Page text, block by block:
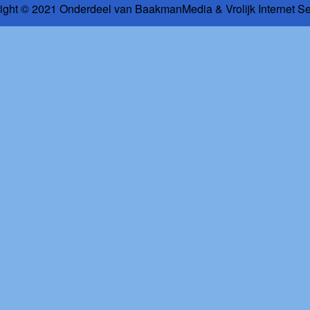
© 2021 Onderdeel van BaakmanMedia& Vrolijk Internet